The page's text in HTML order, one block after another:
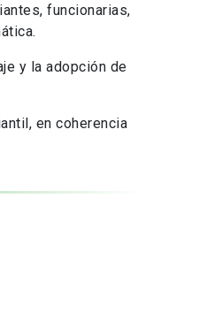
funcionarias,
y la adopción de
en coherencia